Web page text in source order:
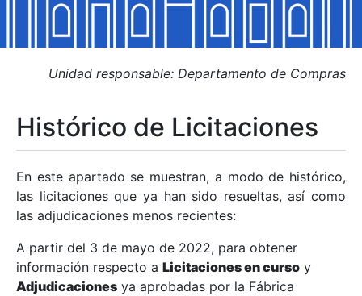
Mostrar/Ocultar
Mostrar/Ocultar
Mostrar/Ocultar
Mostrar/Ocultar
Mostrar/Ocultar
Unidad responsable: Departamento de Compras
Histórico de Licitaciones
En este apartado se muestran, a modo de histórico,
las licitaciones que ya han sido resueltas, así como
las adjudicaciones menos recientes:
A partir del 3 de mayo de 2022, para obtener
información respecto a Licitaciones en curso y
Adjudicaciones ya aprobadas por la Fábrica